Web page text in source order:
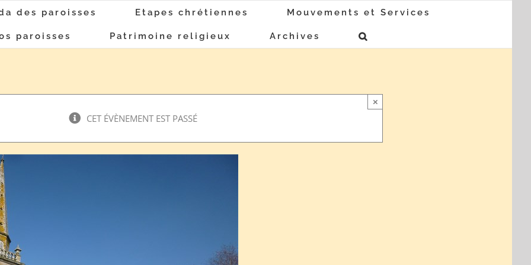
des paroisses Etapes chrétiennes Mouvements et Services
paroisses Patrimoine religieux Archives
CET ÉVÈNEMENT EST PASSÉ
×